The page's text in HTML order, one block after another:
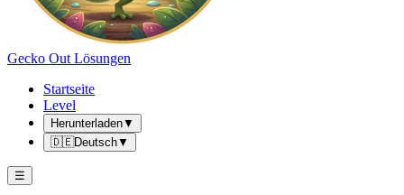
Gecko Out Lösungen
Startseite
Level
Herunterladen▼
🇩🇪Deutsch▼
☰